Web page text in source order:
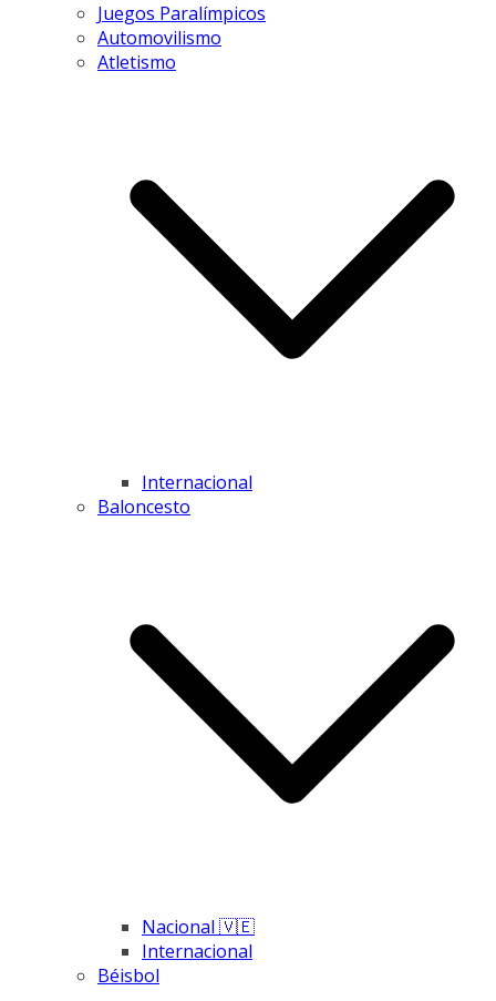
Juegos Paralímpicos
Automovilismo
Atletismo
Internacional
Baloncesto
Nacional 🇻🇪
Internacional
Béisbol